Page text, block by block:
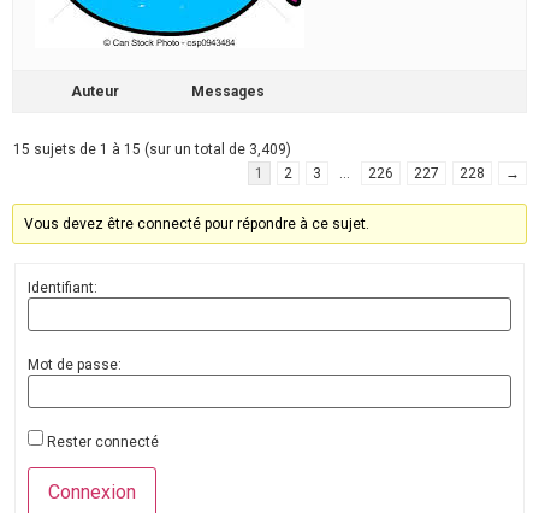
Auteur Messages
15 sujets de 1 à 15 (sur un total de 3,409)
1
2 3 … 226 227 228 →
Vous devez être connecté pour répondre à ce sujet.
Identifiant:
Mot de passe:
Rester connecté
Connexion